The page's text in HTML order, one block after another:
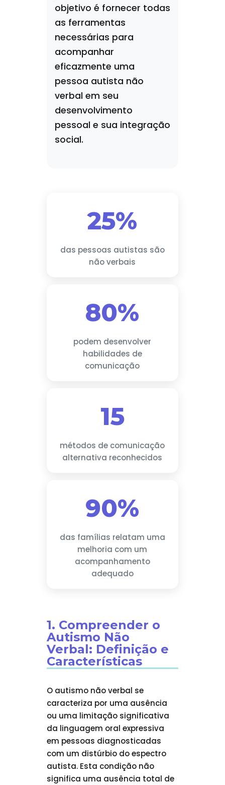
objetivo é fornecer todas
as ferramentas
necessárias para
acompanhar
eficazmente uma
pessoa autista não
verbal em seu
desenvolvimento
pessoal e sua integração
social.
25%
das pessoas autistas são
não verbais
80%
podem desenvolver
habilidades de
comunicação
15
métodos de comunicação
alternativa reconhecidos
90%
das famílias relatam uma
melhoria com um
acompanhamento
adequado
1. Compreender o
Autismo Não
Verbal: Definição e
Características
O autismo não verbal se
caracteriza por uma ausência
ou uma limitação significativa
da linguagem oral expressiva
em pessoas diagnosticadas
com um distúrbio do espectro
autista. Esta condição não
significa uma ausência total de